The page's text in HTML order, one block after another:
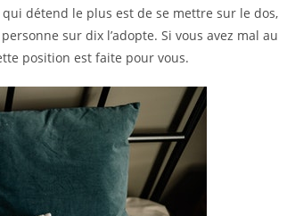
détend le plus est de se mettre sur le dos,
sur dix l’adopte. Si vous avez mal au
position est faite pour vous.